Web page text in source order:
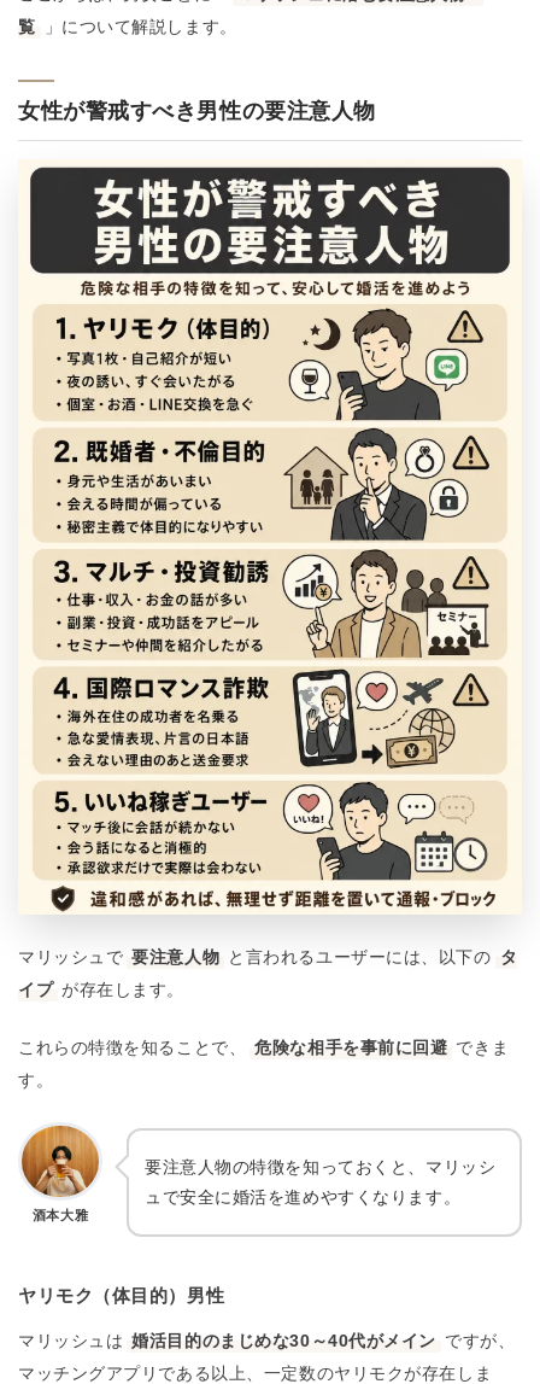
覧
」について解説します。
女性が警戒すべき男性の要注意人物
マリッシュで 要注意人物 と言われるユーザーには、以下の タ
イプ が存在します。
これらの特徴を知ることで、 危険な相手を事前に回避 できま
す。
酒本大雅
要注意人物の特徴を知っておくと、マリッシ
ュで安全に婚活を進めやすくなります。
ヤリモク（体目的）男性
マリッシュは 婚活目的のまじめな30～40代がメイン ですが、
マッチングアプリである以上、一定数のヤリモクが存在しま